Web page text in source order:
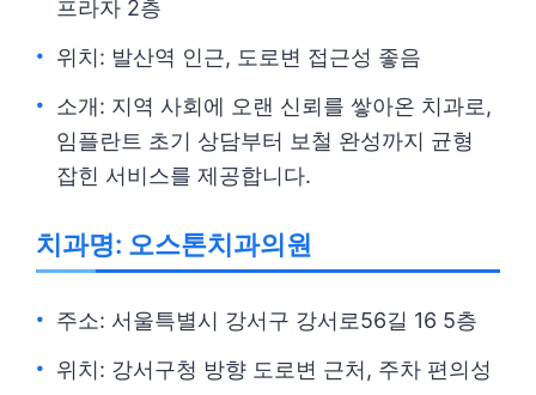
프라자 2층
위치: 발산역 인근, 도로변 접근성 좋음
소개: 지역 사회에 오랜 신뢰를 쌓아온 치과로,
임플란트 초기 상담부터 보철 완성까지 균형
잡힌 서비스를 제공합니다.
치과명: 오스톤치과의원
주소: 서울특별시 강서구 강서로56길 16 5층
위치: 강서구청 방향 도로변 근처, 주차 편의성